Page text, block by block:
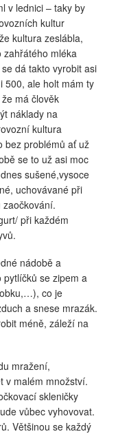
v lednici – taky by
kultur
kultura zeslábla,
zahřátého mléka
dá takto vyrobit asi
500, ale holt mám ty
má člověk
náklady na
kultura
bez problémů ať už
se to už asi moc
sušené,vysoce
uchovávané při
při každém
nádobě a
se zipem a
co je
a snese mrazák.
méně, záleží na
mražení,
v malém množství.
skleničky
vůbec vyhovovat.
Většinou se každý